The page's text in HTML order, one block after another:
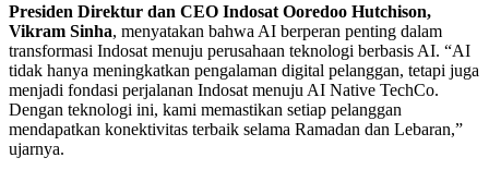
Presiden Direktur dan CEO Indosat Ooredoo Hutchison,
Vikram Sinha, menyatakan bahwa AI berperan penting dalam
transformasi Indosat menuju perusahaan teknologi berbasis AI. “AI
tidak hanya meningkatkan pengalaman digital pelanggan, tetapi juga
menjadi fondasi perjalanan Indosat menuju AI Native TechCo.
Dengan teknologi ini, kami memastikan setiap pelanggan
mendapatkan konektivitas terbaik selama Ramadan dan Lebaran,”
ujarnya.